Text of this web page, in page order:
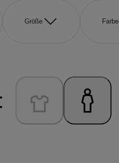
Größe Farbe